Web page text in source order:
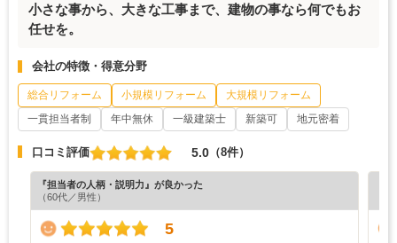
小さな事から、大きな工事まで、建物の事なら何でもお
任せを。
会社の特徴・得意分野
総合リフォーム 小規模リフォーム
大規模リフォーム
一貫担当者制
年中無休 一級建築士 新築可 地元密着
口コミ評価 5.0 （8件）
『担当者の人柄・説明力』が良かった
（60代／男性）
5